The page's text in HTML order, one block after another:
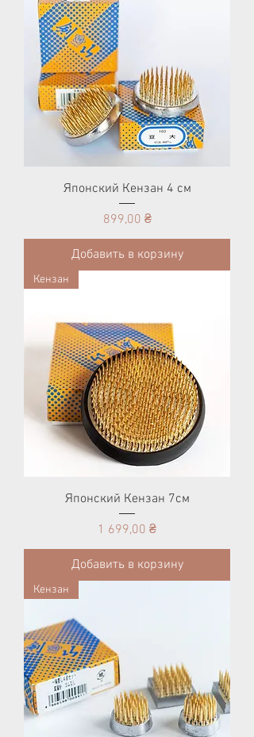
Японский Кензан 4 см
Цена
899,00 ₴
Добавить в корзину
Кензан
Японский Кензан 7см
Цена
1 699,00 ₴
Добавить в корзину
Кензан